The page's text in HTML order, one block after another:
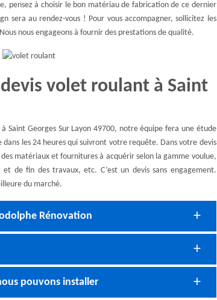
pensez à choisir le bon matériau de fabrication de ce dernier
sera au rendez-vous ! Pour vous accompagner, sollicitez les
nous engageons à fournir des prestations de qualité.
volet roulant à Saint
Saint Georges Sur Layon 49700, notre équipe fera une étude
les 24 heures qui suivront votre requête. Dans votre devis
matériaux et fournitures à acquérir selon la gamme voulue,
de fin des travaux, etc. C’est un devis sans engagement.
du marché.
Rénovation
pouvons installer